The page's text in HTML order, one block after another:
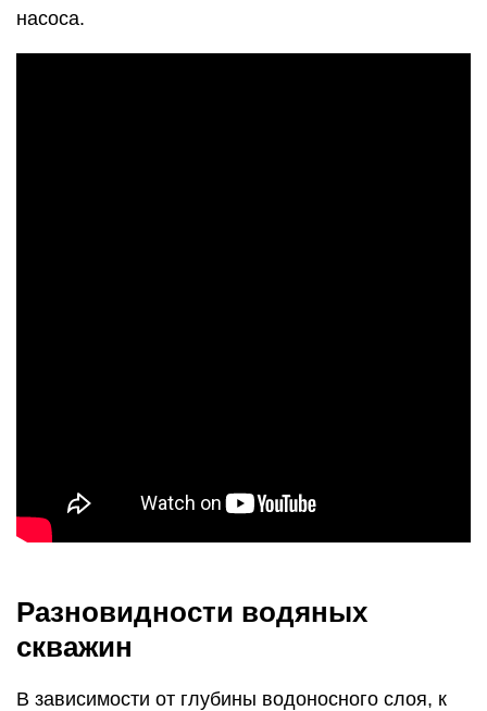
насоса.
Разновидности водяных
скважин
В зависимости от глубины водоносного слоя, к